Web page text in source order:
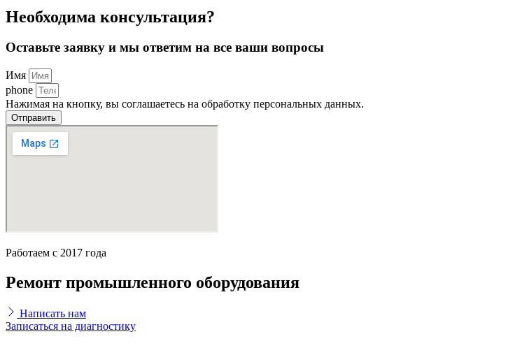
Необходима консультация?
Оставьте заявку и мы ответим на все ваши вопросы
Имя
phone
Нажимая на кнопку, вы соглашаетесь на обработку персональных данных.
Отправить
Работаем с 2017 года
Ремонт промышленного оборудования
Написать нам
Записаться на диагностику